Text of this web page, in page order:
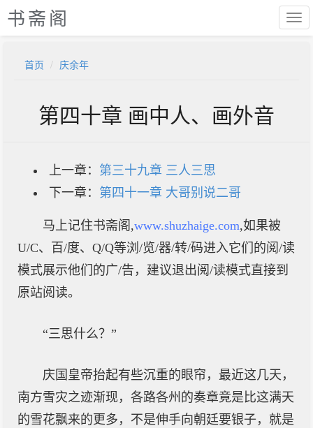
书斋阁
首页 庆余年
第四十章 画中人、画外音
上一章： 第三十九章 三人三思
下一章： 第四十一章 大哥别说二哥
马上记住书斋阁,www.shuzhaige.com,如果被
U/C、百/度、Q/Q等浏/览/器/转/码进入它们的阅/读
模式展示他们的广/告，建议退出阅/读模式直接到
原站阅读。
“三思什么？”
庆国皇帝抬起有些沉重的眼帘，最近这几天，
南方雪灾之迹渐现，各路各州的奏章竟是比这满天
的雪花飘来的更多，不是伸手向朝廷要银子，就是